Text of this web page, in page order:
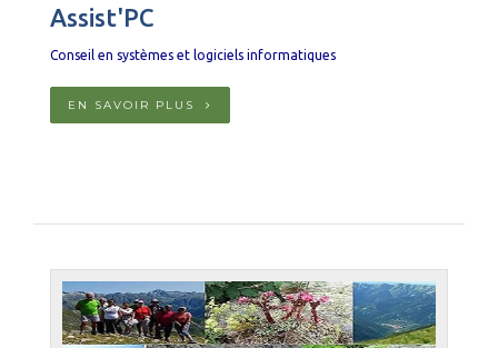
Assist'PC
Conseil en systèmes et logiciels informatiques
EN SAVOIR PLUS